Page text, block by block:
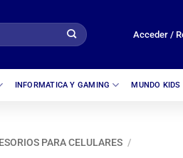
Acceder /
INFORMATICA Y GAMING MUNDO KIDS
PARA CELULARES /